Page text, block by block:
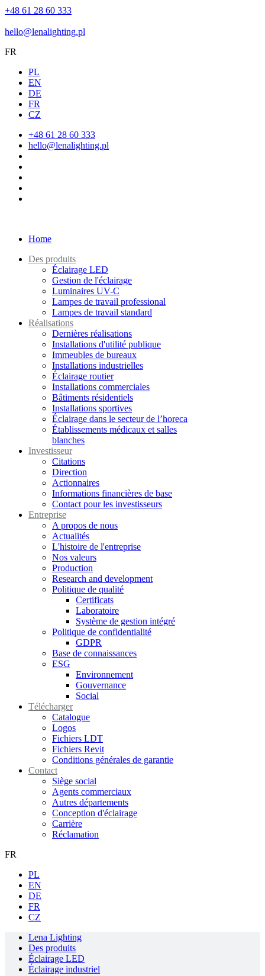
+48 61 28 60 333
hello@lenalighting.pl
FR
PL
EN
DE
FR
CZ
+48 61 28 60 333
hello@lenalighting.pl
Home
Des produits
Éclairage LED
Gestion de l'éclairage
Luminaires UV-C
Lampes de travail professional
Lampes de travail standard
Réalisations
Dernières réalisations
Installations d'utilité publique
Immeubles de bureaux
Installations industrielles
Éclairage routier
Installations commerciales
Bâtiments résidentiels
Installations sportives
Éclairage dans le secteur de l’horeca
Établissements médicaux et salles
blanches
Investisseur
Citations
Direction
Actionnaires
Informations financières de base
Contact pour les investisseurs
Entreprise
A propos de nous
Actualités
L'histoire de l'entreprise
Nos valeurs
Production
Research and development
Politique de qualité
Certificats
Laboratoire
Système de gestion intégré
Politique de confidentialité
GDPR
Base de connaissances
ESG
Environnement
Gouvernance
Social
Télécharger
Catalogue
Logos
Fichiers LDT
Fichiers Revit
Conditions générales de garantie
Contact
Siège social
Agents commerciaux
Autres départements
Conception d'éclairage
Carrière
Réclamation
FR
PL
EN
DE
FR
CZ
Lena Lighting
Des produits
Éclairage LED
Éclairage industriel